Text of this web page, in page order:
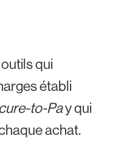
qui
établi
to-Pay qui
achat.